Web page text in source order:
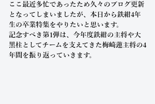
ここ最近多忙であったため久々のブログ更新
となってしまいましたが、本日から鉄紺4年
生の卒業特集をやりたいと思います。
記念すべき第1弾は、今年度鉄紺の主将や大
黒柱としてチームを支えてきた梅崎蓮主将の4
年間を振り返っていきます。